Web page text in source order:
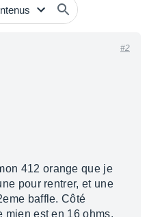
#2
412 orange que je
pour rentrer, et une
baffle. Côté
mien est en 16 ohms.